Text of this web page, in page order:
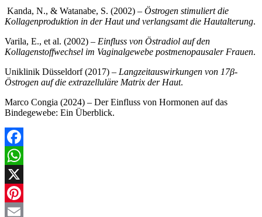
Kanda, N., & Watanabe, S. (2002) – Östrogen stimuliert die
Kollagenproduktion in der Haut und verlangsamt die Hautalterung.
Varila, E., et al. (2002) – Einfluss von Östradiol auf den
Kollagenstoffwechsel im Vaginalgewebe postmenopausaler Frauen.
Uniklinik Düsseldorf (2017) – Langzeitauswirkungen von 17β-
Östrogen auf die extrazelluläre Matrix der Haut.
Marco Congia (2024) – Der Einfluss von Hormonen auf das
Bindegewebe: Ein Überblick.
Facebook
WhatsApp
X
Pinterest